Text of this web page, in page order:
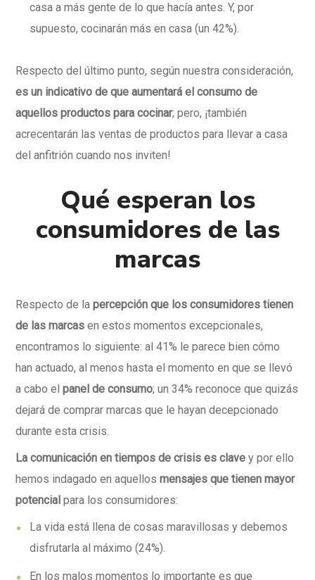
casa a más gente de lo que hacía antes. Y, por
supuesto, cocinarán más en casa (un 42%).
Respecto del último punto, según nuestra consideración,
es un indicativo de que aumentará el consumo de
aquellos productos para cocinar; pero, ¡también
acrecentarán las ventas de productos para llevar a casa
del anfitrión cuando nos inviten!
Qué esperan los
consumidores de las
marcas
Respecto de lapercepción que los consumidores tienen
de las marcas en estos momentos excepcionales,
encontramos lo siguiente: al 41% le parece bien cómo
han actuado, al menos hasta el momento en que se llevó
a cabo elpanel de consumo; un 34% reconoce que quizás
dejará de comprar marcas que le hayan decepcionado
durante esta crisis.
La comunicación en tiempos de crisis es clave y por ello
hemos indagado en aquellosmensajes que tienen mayor
potencialpara los consumidores:
La vida está llena de cosas maravillosas y debemos
disfrutarla al máximo (24%).
En los malos momentos lo importante es que